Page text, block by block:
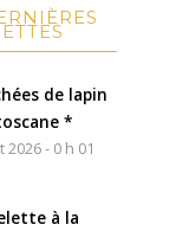
de lapin
*
2026 - 0 h 01
à la